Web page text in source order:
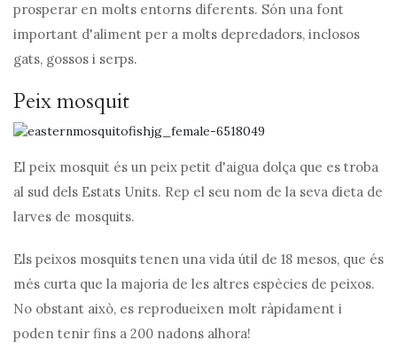
prosperar en molts entorns diferents. Són una font
important d'aliment per a molts depredadors, inclosos
gats, gossos i serps.
Peix mosquit
El peix mosquit és un peix petit d'aigua dolça que es troba
al sud dels Estats Units. Rep el seu nom de la seva dieta de
larves de mosquits.
Els peixos mosquits tenen una vida útil de 18 mesos, que és
més curta que la majoria de les altres espècies de peixos.
No obstant això, es reprodueixen molt ràpidament i
poden tenir fins a 200 nadons alhora!